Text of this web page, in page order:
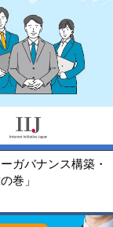
ガバナンス構築・
巻」